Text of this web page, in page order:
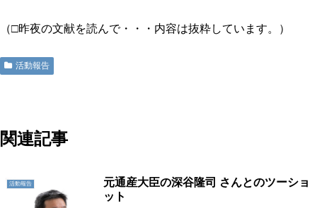
（□昨夜の文献を読んで・・・内容は抜粋しています。）
活動報告
関連記事
活動報告
元通産大臣の深谷隆司 さんとのツーショ
ット